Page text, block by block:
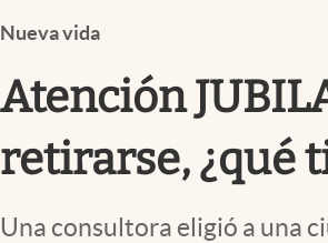
Nueva vida
Atención
retirarse, ¿qué
Una consultora eligió a una